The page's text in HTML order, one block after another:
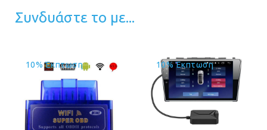
Συνδυάστε το με...
10% Έκπτωση 10% Έκπτωση